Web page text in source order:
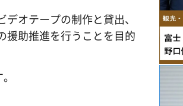
オテープの制作と貸出、
援助推進を行うことを目的